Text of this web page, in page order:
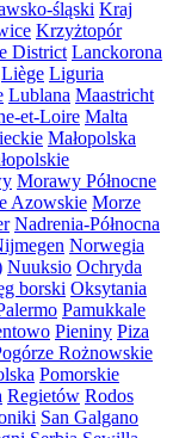
śląski Kraj
Krzyżtopór
District Lanckorona
Liège Liguria
Lublana Maastricht
et-Loire Malta
Małopolska
Morawy Północne
Azowskie Morze
Nadrenia-Północna
Norwegia
Nuuksio Ochryda
borski Oksytania
Pamukkale
Pieniny Piza
Rożnowskie
Pomorskie
Regietów Rodos
San Galgano